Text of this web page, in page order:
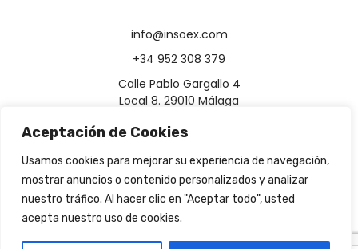
Aceptación de Cookies
Usamos cookies para mejorar su experiencia de navegación,
mostrar anuncios o contenido personalizados y analizar
nuestro tráfico. Al hacer clic en "Aceptar todo", usted
acepta nuestro uso de cookies.
info@insoex.com
+34 952 308 379
Calle Pablo Gargallo 4
Local 8. 29010 Málaga